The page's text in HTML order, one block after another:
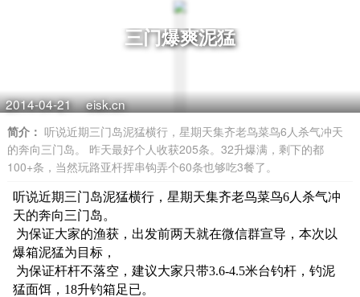
三门爆爽泥猛
2014-04-21 eisk.cn
简介： 听说近期三门岛泥猛横行，星期天集齐老鸟菜鸟6人杀气冲天
的奔向三门岛。 昨天最好个人收获205条。32升爆满，剩下的都
100+条，当然玩路亚杆挥串钩弄个60条也够吃3餐了。
听说近期三门岛泥猛横行，星期天集齐老鸟菜鸟6人杀气冲
天的奔向三门岛。
为保证大家的渔获，出发前两天就在微信群宣导，本次以
爆箱泥猛为目标，
为保证杆杆不落空，建议大家只带3.6-4.5米台钓杆，钓泥
猛面饵，18升钓箱足已。